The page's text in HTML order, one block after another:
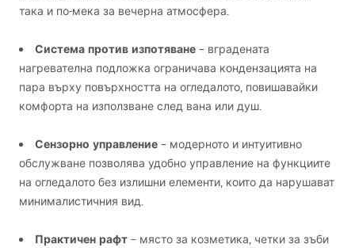
така и по-мека за вечерна атмосфера.
Система против изпотяване – вградената
нагревателна подложка ограничава кондензацията на
пара върху повърхността на огледалото, повишавайки
комфорта на използване след вана или душ.
Сензорно управление – модерното и интуитивно
обслужване позволява удобно управление на функциите
на огледалото без излишни елементи, които да нарушават
минималистичния вид.
Практичен рафт – място за козметика, четки за зъби